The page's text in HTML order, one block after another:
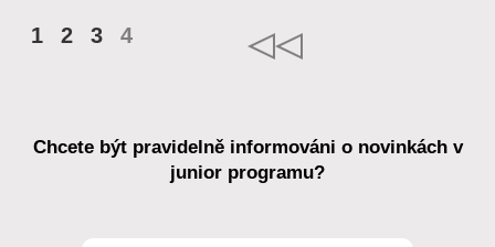
1 2 3 4
Chcete být pravidelně informováni o novinkách v
junior programu?